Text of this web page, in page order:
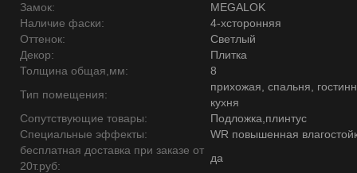
Замок:
MEGALOK
Наличие фаски:
4-хсторонняя
Оттенок:
Светлый
Декор:
Плитка
Толщина общая,мм:
8
Тип помещения:
прихожая, спальня,
кухня
Сопутствующие товары:
Подложка,плинтус
Специальные эффекты:
WR повышенная
бесплатная доставка при заказе от
20т.руб:
да